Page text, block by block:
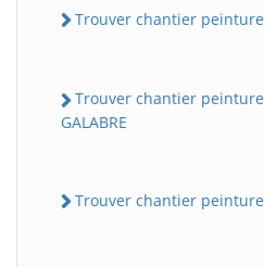
Trouver chantier peinture
Trouver chantier peinture
GALABRE
Trouver chantier peinture